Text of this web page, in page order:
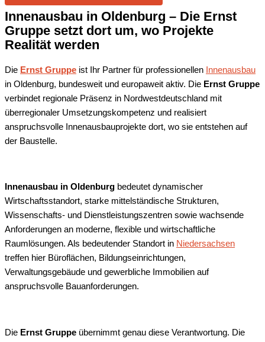
Innenausbau in Oldenburg – Die Ernst
Gruppe setzt dort um, wo Projekte
Realität werden
Die Ernst Gruppe ist Ihr Partner für professionellen Innenausbau
in Oldenburg, bundesweit und europaweit aktiv. Die Ernst Gruppe
verbindet regionale Präsenz in Nordwestdeutschland mit
überregionaler Umsetzungskompetenz und realisiert
anspruchsvolle Innenausbauprojekte dort, wo sie entstehen auf
der Baustelle.
Innenausbau in Oldenburg bedeutet dynamischer
Wirtschaftsstandort, starke mittelständische Strukturen,
Wissenschafts- und Dienstleistungszentren sowie wachsende
Anforderungen an moderne, flexible und wirtschaftliche
Raumlösungen. Als bedeutender Standort in Niedersachsen
treffen hier Büroflächen, Bildungseinrichtungen,
Verwaltungsgebäude und gewerbliche Immobilien auf
anspruchsvolle Bauanforderungen.
Die Ernst Gruppe übernimmt genau diese Verantwortung. Die